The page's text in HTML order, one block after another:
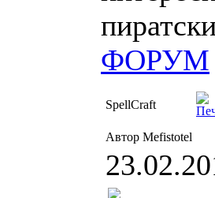
ФОРУМ
SpellCraft
Автор Mefistotel